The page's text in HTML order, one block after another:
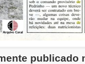
publicado